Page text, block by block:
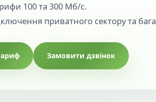
100 та 300 Мб/с.
приватного сектору та
Замовити дзвінок